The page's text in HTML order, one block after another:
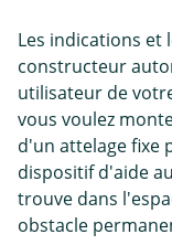
Les indications et
constructeur
utilisateur de
vous voulez
d'un attelage fixe
dispositif d'aide
trouve dans
obstacle